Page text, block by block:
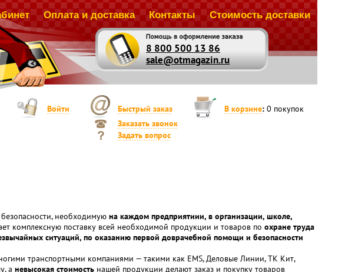
8 800 500 13 86
sale@otmagazin.ru
Оплата и доставка Контакты Стоимость доставки
Войти Быстрый заказ В корзине: 0 покупок
Заказать звонок
Задать вопрос
необходимую на каждом предприятиии, в организации, школе,
комплексную поставку всей необходимой продукции и товаров по охране труда
ситуаций, по оказанию первой доврачебной помощи и безопасности
транспортными компаниями — такими как EMS, Деловые Линии, ТК Кит,
а невысокая стоимость нашей продукции делают заказ и покупку товаров